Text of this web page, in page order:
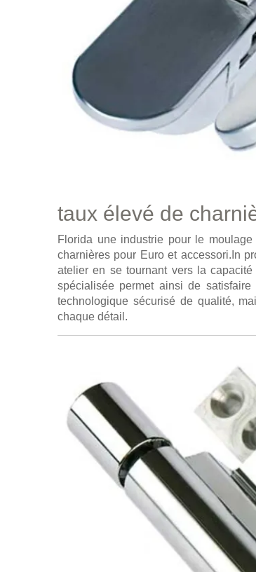
taux élevé de
Florida une industrie pour le
charnières pour Euro et accessori.In
atelier en se tournant vers la
spécialisée permet ainsi de
technologique sécurisé de qualité,
chaque détail.